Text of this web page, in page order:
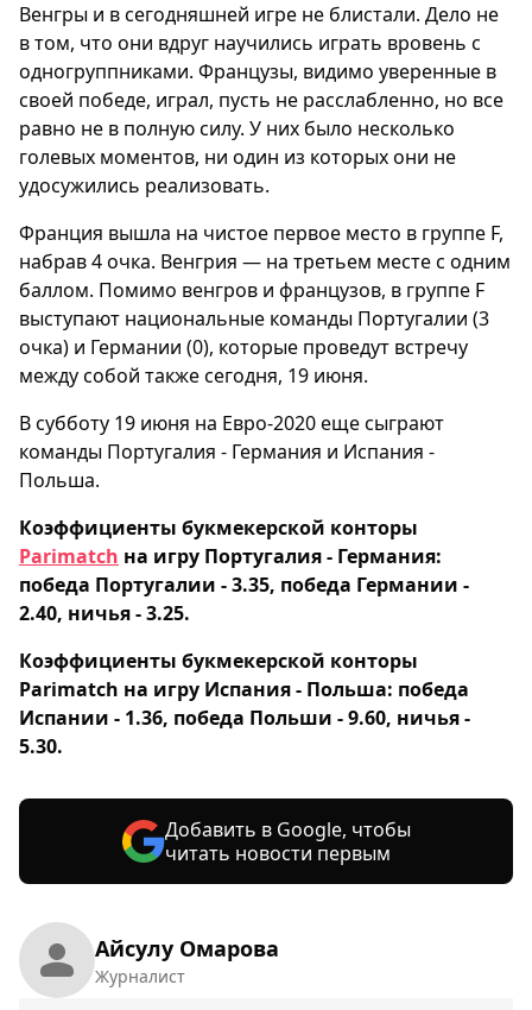
Айсулу Омарова
Журналист
Венгры и в сегодняшней игре не блистали. Дело не
в том, что они вдруг научились играть вровень с
одногруппниками. Французы, видимо уверенные в
своей победе, играл, пусть не расслабленно, но все
равно не в полную силу. У них было несколько
голевых моментов, ни один из которых они не
удосужились реализовать.
Франция вышла на чистое первое место в группе F,
набрав 4 очка. Венгрия — на третьем месте с одним
баллом. Помимо венгров и французов, в группе F
выступают национальные команды Португалии (3
очка) и Германии (0), которые проведут встречу
между собой также сегодня, 19 июня.
В субботу 19 июня на Евро-2020 еще сыграют
команды Португалия - Германия и Испания -
Польша.
Коэффициенты букмекерской конторы
Parimatch на игру Португалия - Германия:
победа Португалии - 3.35, победа Германии -
2.40, ничья - 3.25.
Коэффициенты букмекерской конторы
Parimatch на игру Испания - Польша: победа
Испании - 1.36, победа Польши - 9.60, ничья -
5.30.
Добавить в Google, чтобы
читать новости первым